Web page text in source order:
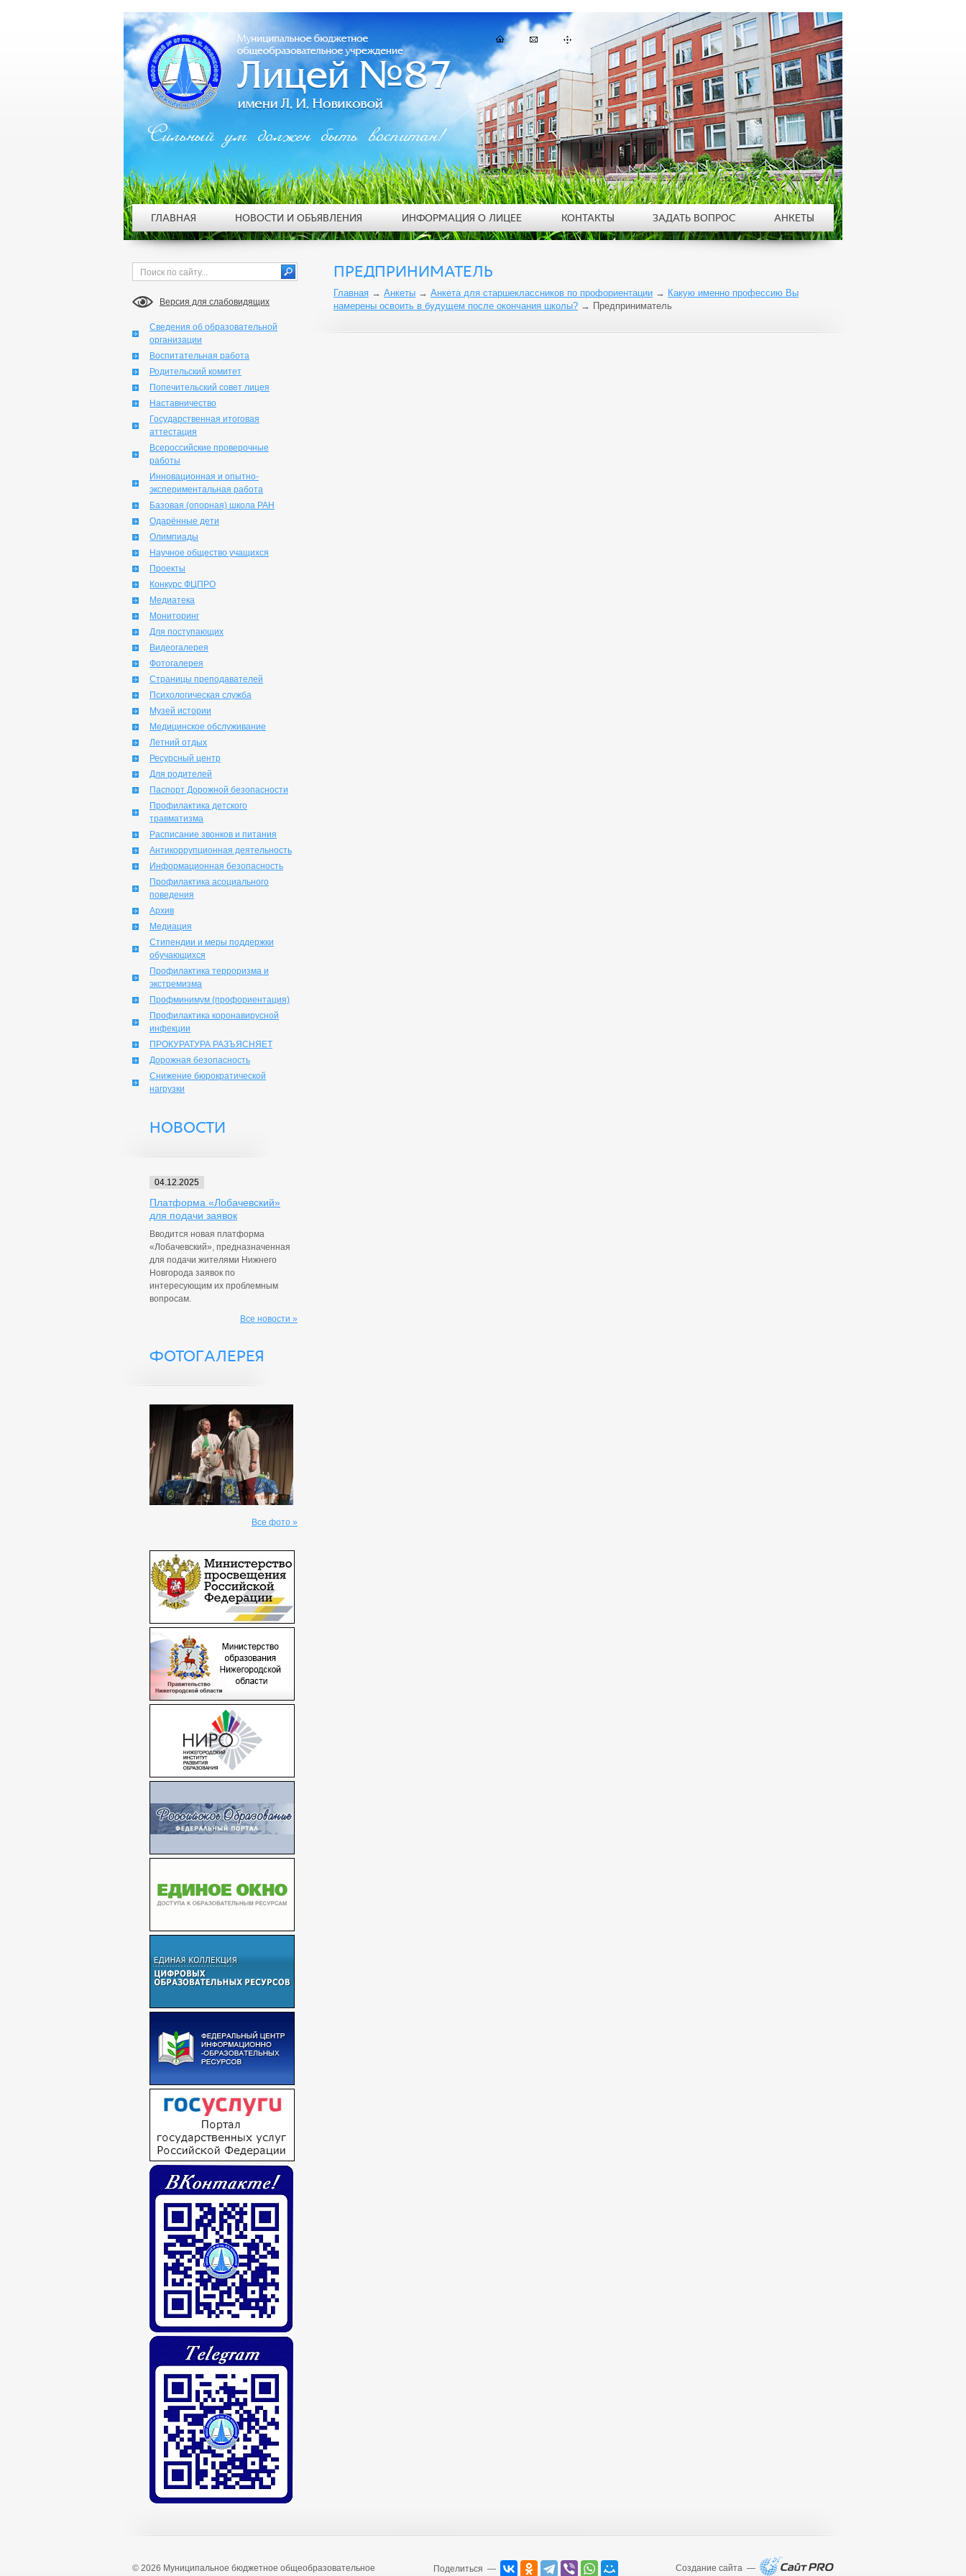
Версия для слабовидящих
Сведения об образовательной
организации
Воспитательная работа
Родительский комитет
Попечительский совет лицея
Наставничество
Государственная итоговая
аттестация
Всероссийские проверочные
работы
Инновационная и опытно-
экспериментальная работа
Базовая (опорная) школа РАН
Одарённые дети
Олимпиады
Научное общество учащихся
Проекты
Конкурс ФЦПРО
Медиатека
Мониторинг
Для поступающих
Видеогалерея
Фотогалерея
Страницы преподавателей
Психологическая служба
Музей истории
Медицинское обслуживание
Летний отдых
Ресурсный центр
Для родителей
Паспорт Дорожной безопасности
Профилактика детского
травматизма
Расписание звонков и питания
Антикоррупционная деятельность
Информационная безопасность
Профилактика асоциального
поведения
Архив
Медиация
Стипендии и меры поддержки
обучающихся
Профилактика терроризма и
экстремизма
Профминимум (профориентация)
Профилактика коронавирусной
инфекции
ПРОКУРАТУРА РАЗЪЯСНЯЕТ
Дорожная безопасность
Снижение бюрократической
нагрузки
НОВОСТИ
04.12.2025
Платформа «Лобачевский»
для подачи заявок
Вводится новая платформа
«Лобачевский», предназначенная
для подачи жителями Нижнего
Новгорода заявок по
интересующим их проблемным
вопросам.
Все новости »
ФОТОГАЛЕРЕЯ
Все фото »
ПРЕДПРИНИМАТЕЛЬ
Главная → Анкеты → Анкета для старшеклассников по профориентации → Какую именно профессию Вы
намерены освоить в будущем после окончания школы? → Предприниматель
Сильный ум должен быть воспитан!
ГЛАВНАЯ НОВОСТИ И ОБЪЯВЛЕНИЯ ИНФОРМАЦИЯ О ЛИЦЕЕ КОНТАКТЫ ЗАДАТЬ ВОПРОС АНКЕТЫ
© 2026 Муниципальное бюджетное общеобразовательное Поделиться — Создание сайта —